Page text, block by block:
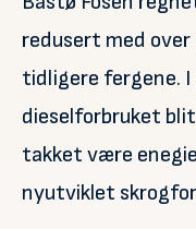
redusert med
tidligere fergene.
dieselforbruket
takket være
nyutviklet